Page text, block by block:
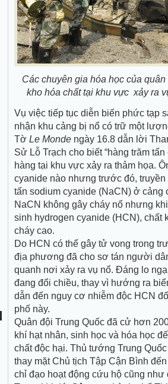
Các chuyên gia hóa học của
kho hóa chất tại khu vực xảy ra
Vụ việc tiếp tục diễn biến phức tạp
nhận khu cảng bị nổ có trữ một
Tờ Le Monde ngày 16.8 dẫn lời
Sử Lỗ Trạch cho biết “hàng trăm
hàng tại khu vực xảy ra thảm họa.
cyanide nào nhưng trước đó,
tấn sodium cyanide (NaCN) ở cảng
NaCN không gây cháy nổ nhưng
sinh hydrogen cyanide (HCN), chất
cháy cao.
Do HCN có thể gây tử vong trong
địa phương đã cho sơ tán người
quanh nơi xảy ra vụ nổ. Đáng lo
đang đổi chiều, thay vì hướng ra
dẫn đến nguy cơ nhiễm độc HCN
phố này.
Quân đội Trung Quốc đã cử hơn
khí hạt nhân, sinh học và hóa học
chất độc hại. Thủ tướng Trung
thay mặt Chủ tịch Tập Cận Bình
chỉ đạo hoạt động cứu hộ cũng